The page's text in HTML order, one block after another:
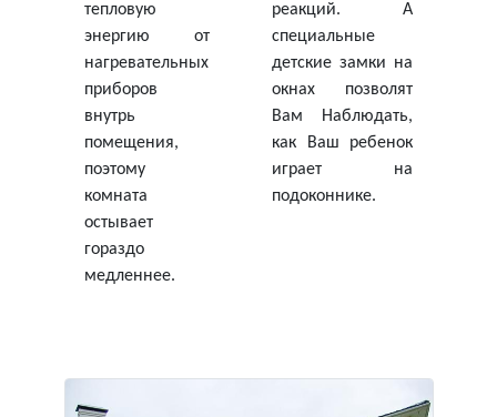
тепловую
энергию от
нагревательных
приборов
внутрь
помещения,
поэтому
комната
остывает
гораздо
медленнее.
реакций. А
специальные
детские замки на
окнах позволят
Вам Наблюдать,
как Ваш ребенок
играет на
подоконнике.